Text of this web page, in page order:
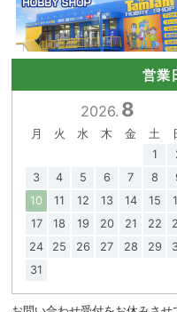
営業
2026. 8
月 火 水 木 金 土
1
3
4 5 6 7 8
10
11 12 13 14 15
17
18 19 20 21 22
24
25 26 27 28 29
31